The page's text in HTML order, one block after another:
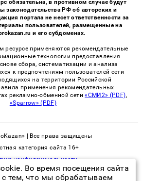
обязательна, в противном случае будут
законодательства РФ об авторских и
портала не несет ответственности за
пользователей, размещенные на
и его субдоменах.
ресурсе применяются рекомендательные
технологии предоставления
сбора, систематизации и анализа
к предпочтениям пользователей сети
на территории Российской
применения рекомендательных
рекламно-обменной сети«СМИ2» (PDF),
«Sparrow» (PDF)
| Все права защищены
категория сайта 16+
конфиденциальности
Во время посещения сайта
с тем, что мы обрабатываем